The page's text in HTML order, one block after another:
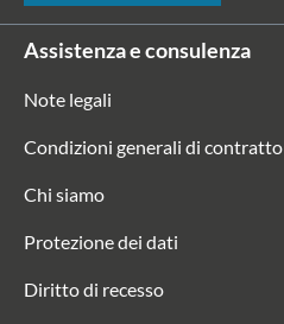
Assistenza e consulenza
Note legali
Condizioni generali di contratto
Chi siamo
Protezione dei dati
Diritto di recesso